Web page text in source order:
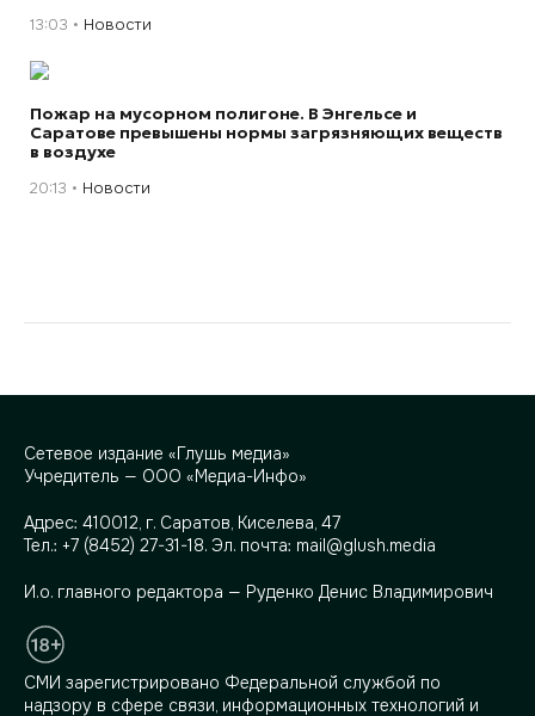
13:03 Новости
Пожар на мусорном полигоне. В Энгельсе и
Саратове превышены нормы загрязняющих веществ
в воздухе
20:13 Новости
Сетевое издание «Глушь медиа»
Учредитель — ООО «Медиа-Инфо»
Адрес: 410012, г. Саратов, Киселева, 47
Тел.: +7 (8452) 27-31-18. Эл. почта: mail@glush.media
И.о. главного редактора — Руденко Денис Владимирович
СМИ зарегистрировано Федеральной службой по
надзору в сфере связи, информационных технологий и